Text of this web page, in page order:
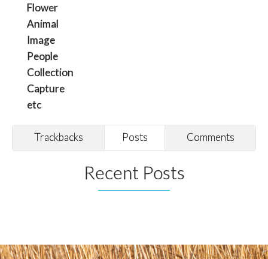
Flower
Animal
Image
People
Collection
Capture
etc
Trackbacks Posts Comments
Recent Posts